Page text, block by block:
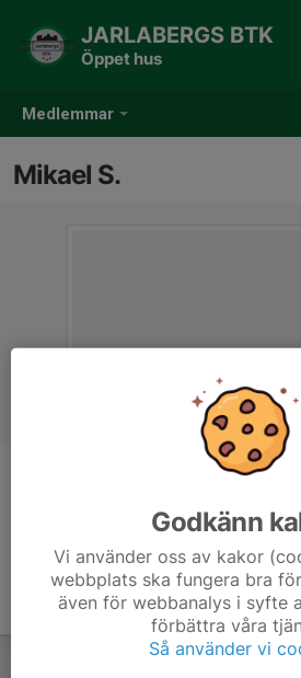
Medlemmar
JARLABERGS BTK
Öppet hus
Mikael S.
Godkänn
Vi använder oss av kakor
webbplats ska fungera bra
även för webbanalys i syfte
förbättra våra
Så använder vi